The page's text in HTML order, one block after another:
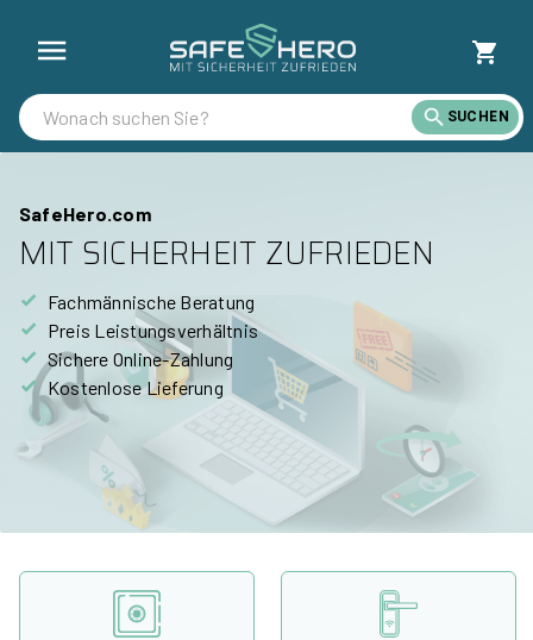
SUCHEN
SafeHero.com
MIT SICHERHEIT ZUFRIEDEN
Fachmännische Beratung
Preis Leistungsverhältnis
Sichere Online-Zahlung
Kostenlose Lieferung